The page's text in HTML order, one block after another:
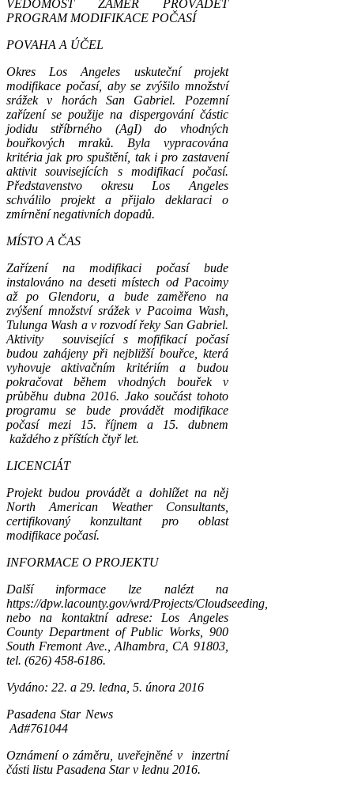
VĚDOMOST ZÁMĚR PROVÁDĚT
PROGRAM MODIFIKACE POČASÍ
POVAHA A ÚČEL
Okres Los Angeles uskuteční projekt
modifikace počasí, aby se zvýšilo množství
srážek v horách San Gabriel. Pozemní
zařízení se použije na dispergování částic
jodidu stříbrného (AgI) do vhodných
bouřkových mraků. Byla vypracována
kritéria jak pro spuštění, tak i pro zastavení
aktivit souvisejících s modifikací počasí.
Představenstvo okresu Los Angeles
schválilo projekt a přijalo deklaraci o
zmírnění negativních dopadů.
MÍSTO A ČAS
Zařízení na modifikaci počasí bude
instalováno na deseti místech od Pacoimy
až po Glendoru, a bude zaměřeno na
zvýšení množství srážek v Pacoima Wash,
Tulunga Wash a v rozvodí řeky San Gabriel.
Aktivity související s mofifikací počasí
budou zahájeny při nejbližší bouřce, která
vyhovuje aktivačním kritériím a budou
pokračovat během vhodných bouřek v
průběhu dubna 2016. Jako součást tohoto
programu se bude provádět modifikace
počasí mezi 15. říjnem a 15. dubnem
každého z příštích čtyř let.
LICENCIÁT
Projekt budou provádět a dohlížet na něj
North American Weather Consultants,
certifikovaný konzultant pro oblast
modifikace počasí.
INFORMACE O PROJEKTU
Další informace lze nalézt na
https://dpw.lacounty.gov/wrd/Projects/Cloudseeding,
nebo na kontaktní adrese: Los Angeles
County Department of Public Works, 900
South Fremont Ave., Alhambra, CA 91803,
tel. (626) 458-6186.
Vydáno: 22. a 29. ledna, 5. února 2016
Pasadena Star News
Ad#761044
Oznámení o záměru, uveřejněné v inzertní
části listu Pasadena Star v lednu 2016.